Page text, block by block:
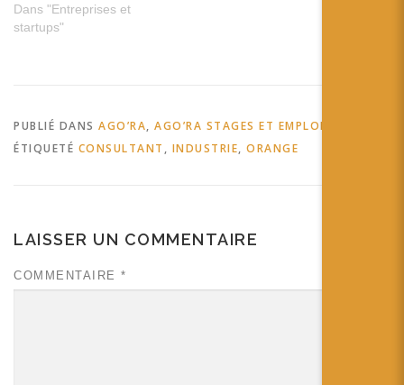
Dans "Entreprises et
startups"
PUBLIÉ DANS AGO’RA, AGO’RA STAGES ET EMPLOIS
ÉTIQUETÉ CONSULTANT , INDUSTRIE, ORANGE
LAISSER UN COMMENTAIRE
COMMENTAIRE *